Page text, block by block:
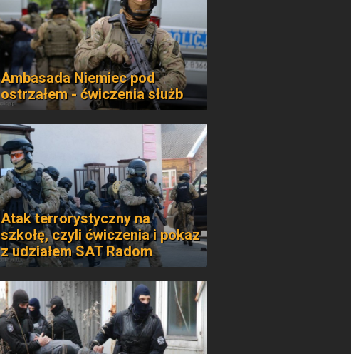
Ambasada Niemiec pod
ostrzałem - ćwiczenia służb
Atak terrorystyczny na
szkołę, czyli ćwiczenia i pokaz
z udziałem SAT Radom